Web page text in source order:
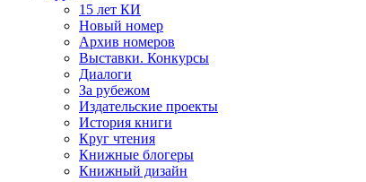
15 лет КИ
Новый номер
Архив номеров
Выставки. Конкурсы
Диалоги
За рубежом
Издательские проекты
История книги
Круг чтения
Книжные блогеры
Книжный дизайн